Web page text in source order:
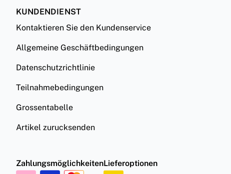
KUNDENDIENST
Kontaktieren Sie den Kundenservice
Allgemeine Geschäftbedingungen
Datenschutzrichtlinie
Teilnahmebedingungen
Grossentabelle
Artikel zurucksenden
ZahlungsmöglichkeitenLieferoptionen